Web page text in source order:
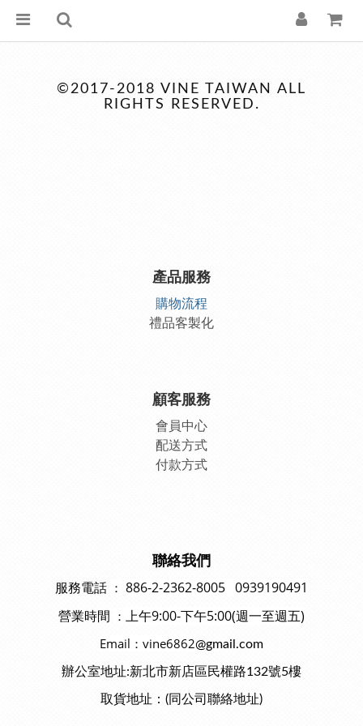
©2017-2018 VINE TAIWAN ALL
RIGHTS RESERVED.
產品服務
購物流程
禮品客製化
顧客服務
會員中心
配送方式
付款方式
聯絡我們
服務電話 ： 886-2-2362-8005 0939190491
營業時間 ： 上午9:00-下午5:00(週一至週五)
Email：vine6862@gmail.com
辦公室地址:新北市新店區民權路132號5樓
取貨地址：(同公司聯絡地址)